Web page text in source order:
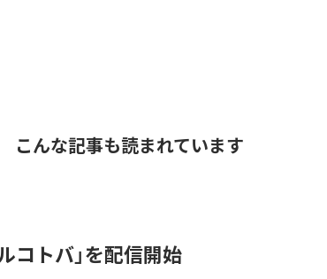
こんな記事も読まれています
コトバ」を配信開始